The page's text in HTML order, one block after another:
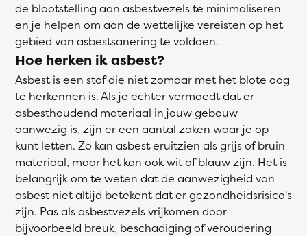
de blootstelling aan asbestvezels te minimaliseren
en je helpen om aan de wettelijke vereisten op het
gebied van asbestsanering te voldoen.
Hoe herken ik asbest?
Asbest is een stof die niet zomaar met het blote oog
te herkennen is. Als je echter vermoedt dat er
asbesthoudend materiaal in jouw gebouw
aanwezig is, zijn er een aantal zaken waar je op
kunt letten. Zo kan asbest eruitzien als grijs of bruin
materiaal, maar het kan ook wit of blauw zijn. Het is
belangrijk om te weten dat de aanwezigheid van
asbest niet altijd betekent dat er gezondheidsrisico's
zijn. Pas als asbestvezels vrijkomen door
bijvoorbeeld breuk, beschadiging of veroudering